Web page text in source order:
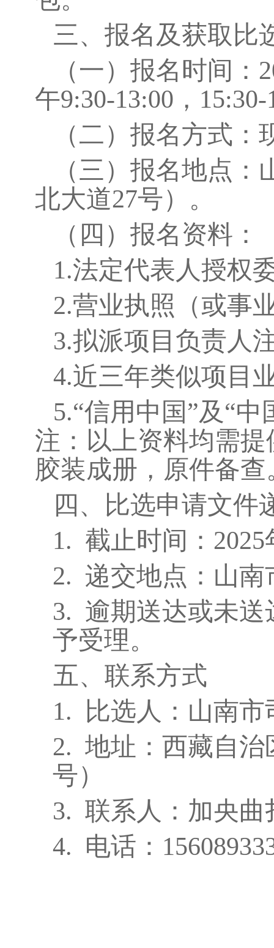
三、报名及获取比
（一） 报名时间：
午9:30-13:00， 15:30-
（二） 报名方式：
（三 ） 报名地点：
北大道27号）。
（ 四 ） 报名资料：
1.法定代表人授权
2.营业执照（或事
3.拟派项目负责人
4.近三年类似项目
5.“信用中国”及“
注：以上资料均需
胶装成册，原件备查
四、比选申请文件
1. 截止时间：
2. 递交地点：山南
3. 逾期送达或未
予受理。
五、联系方式
1.
比选人：山南市
2. 地址：西藏自治
号）
3. 联系人：加央曲
4. 电话：